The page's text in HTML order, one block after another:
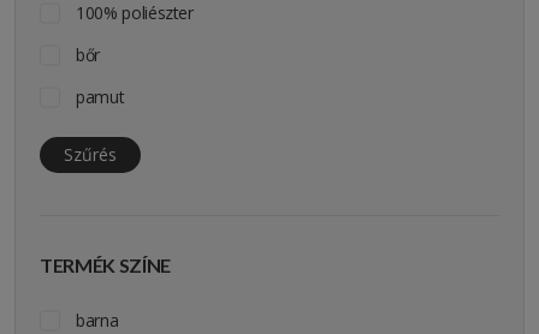
100% poliészter
bőr
pamut
Szűrés
TERMÉK SZÍNE
barna